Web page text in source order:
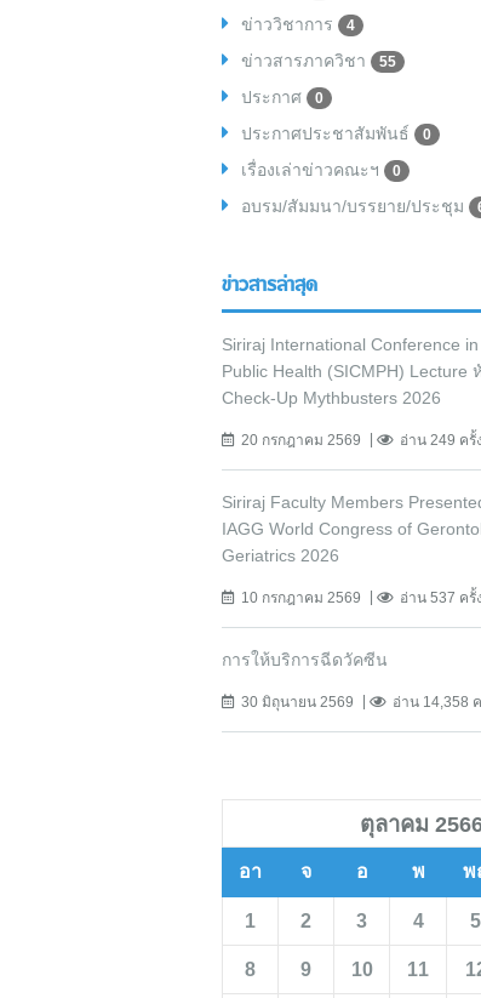
ข่าววิชาการ 4
ข่าวสารภาควิชา 55
ประกาศ 0
ประกาศประชาสัมพันธ์ 0
เรื่องเล่าข่าวคณะฯ 0
อบรม/สัมมนา/บรรยาย/ประชุม
ข่าวสารล่าสุด
Siriraj International Conference
Public Health (SICMPH) Lecture
Check-Up Mythbusters 2026
20 กรกฎาคม 2569 อ่าน 249 ครั้ง
Siriraj Faculty Members
IAGG World Congress of
Geriatrics 2026
10 กรกฎาคม 2569 อ่าน 537 ครั้ง
การให้บริการฉีดวัคซีน
30 มิถุนายน 2569 อ่าน 14,358
ตุลาคม
อา จ อ พ พ
1 2 3 4 5
8 9 10 11